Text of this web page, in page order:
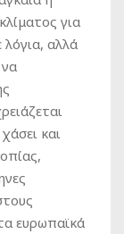
για
λόγια, αλλά
και
ευρωπαϊκά